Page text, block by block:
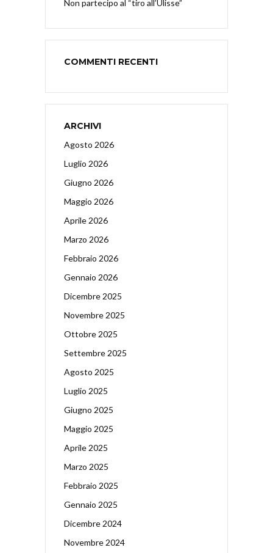
Non partecipo al “tiro all’Ulisse”
COMMENTI RECENTI
ARCHIVI
Agosto 2026
Luglio 2026
Giugno 2026
Maggio 2026
Aprile 2026
Marzo 2026
Febbraio 2026
Gennaio 2026
Dicembre 2025
Novembre 2025
Ottobre 2025
Settembre 2025
Agosto 2025
Luglio 2025
Giugno 2025
Maggio 2025
Aprile 2025
Marzo 2025
Febbraio 2025
Gennaio 2025
Dicembre 2024
Novembre 2024